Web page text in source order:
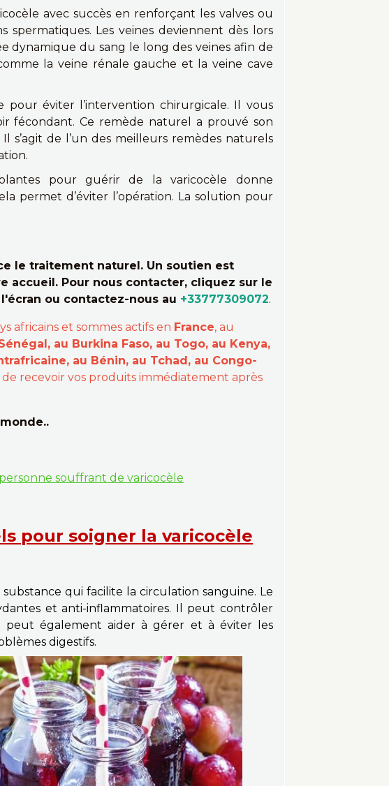
avec succès en renforçant les valves ou
spermatiques. Les veines deviennent dès lors
dynamique du sang le long des veines afin de
la veine rénale gauche et la veine cave
éviter l’intervention chirurgicale. Il vous
fécondant. Ce remède naturel a prouvé son
s’agit de l’un des meilleurs remèdes naturels
pour guérir de la varicocèle donne
permet d’éviter l’opération. La solution pour
le traitement naturel. Un soutien est
accueil. Pour nous contacter, cliquez sur le
ou contactez-nous au +33777309072.
africains et sommes actifs en France, au
au Burkina Faso, au Togo, au Kenya,
au Bénin, au Tchad, au Congo-
de recevoir vos produits immédiatement après
souffrant de varicocèle
pour soigner la varicocèle
qui facilite la circulation sanguine. Le
et anti-inflammatoires. Il peut contrôler
peut également aider à gérer et à éviter les
digestifs.